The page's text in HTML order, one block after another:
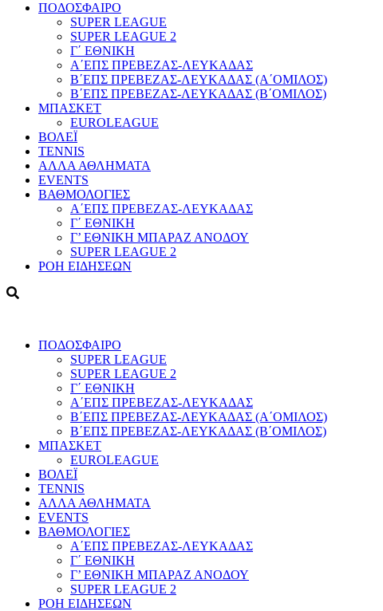
ΠΟΔΟΣΦΑΙΡΟ
SUPER LEAGUE
SUPER LEAGUE 2
Γ΄ ΕΘΝΙΚΗ
Α΄ΕΠΣ ΠΡΕΒΕΖΑΣ-ΛΕΥΚΑΔΑΣ
Β΄ΕΠΣ ΠΡΕΒΕΖΑΣ-ΛΕΥΚΑΔΑΣ (Α΄ΟΜΙΛΟΣ)
Β΄ΕΠΣ ΠΡΕΒΕΖΑΣ-ΛΕΥΚΑΔΑΣ (Β΄ΟΜΙΛΟΣ)
ΜΠΑΣΚΕΤ
EUROLEAGUE
ΒΟΛΕΪ
TENNIS
ΑΛΛΑ ΑΘΛΗΜΑΤΑ
EVENTS
ΒΑΘΜΟΛΟΓΙΕΣ
Α΄ΕΠΣ ΠΡΕΒΕΖΑΣ-ΛΕΥΚΑΔΑΣ
Γ΄ ΕΘΝΙΚΗ
Γ’ ΕΘΝΙΚΗ ΜΠΑΡΑΖ ΑΝΟΔΟΥ
SUPER LEAGUE 2
ΡΟΗ ΕΙΔΗΣΕΩΝ
ΠΟΔΟΣΦΑΙΡΟ
SUPER LEAGUE
SUPER LEAGUE 2
Γ΄ ΕΘΝΙΚΗ
Α΄ΕΠΣ ΠΡΕΒΕΖΑΣ-ΛΕΥΚΑΔΑΣ
Β΄ΕΠΣ ΠΡΕΒΕΖΑΣ-ΛΕΥΚΑΔΑΣ (Α΄ΟΜΙΛΟΣ)
Β΄ΕΠΣ ΠΡΕΒΕΖΑΣ-ΛΕΥΚΑΔΑΣ (Β΄ΟΜΙΛΟΣ)
ΜΠΑΣΚΕΤ
EUROLEAGUE
ΒΟΛΕΪ
TENNIS
ΑΛΛΑ ΑΘΛΗΜΑΤΑ
EVENTS
ΒΑΘΜΟΛΟΓΙΕΣ
Α΄ΕΠΣ ΠΡΕΒΕΖΑΣ-ΛΕΥΚΑΔΑΣ
Γ΄ ΕΘΝΙΚΗ
Γ’ ΕΘΝΙΚΗ ΜΠΑΡΑΖ ΑΝΟΔΟΥ
SUPER LEAGUE 2
ΡΟΗ ΕΙΔΗΣΕΩΝ